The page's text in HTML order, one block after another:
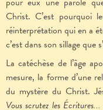
Christ. C’est pourquoi
réinterprétation qui en a
c’est dans son sillage
La catéchèse de l’âge
mesure, la forme d’une
du mystère du Christ.
Vous scrutez les